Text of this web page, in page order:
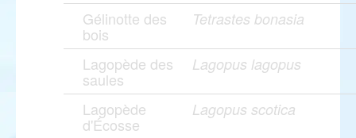
Gélinotte des
bois
Tetrastes bonasia
Lagopède des
saules
Lagopus lagopus
Lagopède
d'Écosse
Lagopus scotica